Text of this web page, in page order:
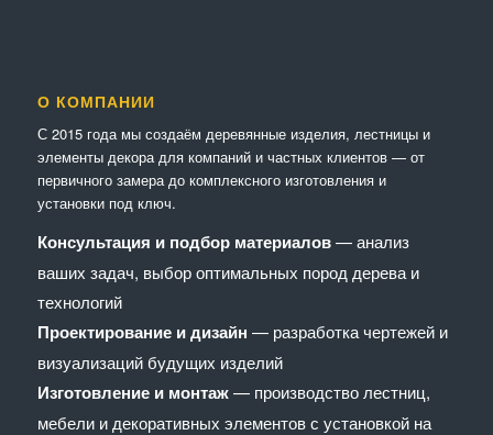
О КОМПАНИИ
С 2015 года мы создаём деревянные изделия, лестницы и
элементы декора для компаний и частных клиентов — от
первичного замера до комплексного изготовления и
установки под ключ.
Консультация и подбор материалов— анализ
ваших задач, выбор оптимальных пород дерева и
технологий
Проектирование и дизайн — разработка чертежей и
визуализаций будущих изделий
Изготовление и монтаж— производство лестниц,
мебели и декоративных элементов с установкой на